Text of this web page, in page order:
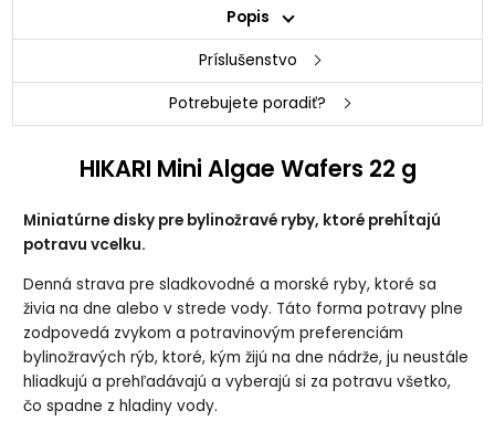
Popis
Príslušenstvo
Potrebujete poradiť?
HIKARI Mini Algae Wafers 22 g
Miniatúrne disky pre bylinožravé ryby, ktoré prehĺtajú
potravu vcelku.
Denná strava pre sladkovodné a morské ryby, ktoré sa
živia na dne alebo v strede vody. Táto forma potravy plne
zodpovedá zvykom a potravinovým preferenciám
bylinožravých rýb, ktoré, kým žijú na dne nádrže, ju neustále
hliadkujú a prehľadávajú a vyberajú si za potravu všetko,
čo spadne z hladiny vody.